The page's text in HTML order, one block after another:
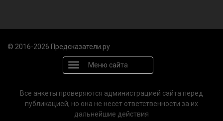
© 2016-2026 Предсказатели.ру
Меню сайта
Все анкеты проверяются администрацией сайта перед
публикацией, но она не несет ответственности за их
дальнейшие действия